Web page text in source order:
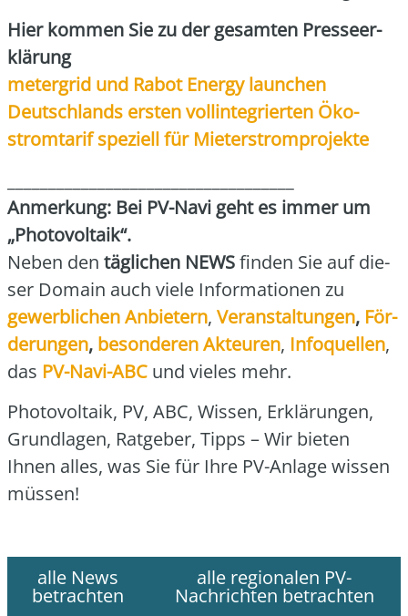
Hier kom­men Sie zu der gesam­ten Pres­se­er­
klä­rung
meter­grid und Rabot Ener­gy laun­chen
Deutsch­lands ers­ten voll­in­te­grier­ten Öko­
strom­ta­rif spe­zi­ell für Mie­ter­strom­pro­jek­te
Anmer­kung: Bei PV-Navi geht es immer um
„Pho­to­vol­ta­ik“.
Neben den täg­li­chen NEWSfin­den Sie auf die­
ser Domain auch vie­le Infor­ma­tio­nen zu
gewerb­li­chen Anbie­tern, Ver­an­stal­tun­gen, För­
de­run­gen, beson­de­ren Akteu­ren, Info­quel­len,
das PV-Navi-ABC und vie­les mehr.
Pho­to­vol­ta­ik, PV, ABC, Wis­sen, Erklä­run­gen,
Grund­la­gen, Rat­ge­ber, Tipps – Wir bie­ten
Ihnen alles, was Sie für Ihre PV-Anla­ge wis­sen
müs­sen!
alle News
betrachten
alle regionalen PV-
Nachrichten betrachten